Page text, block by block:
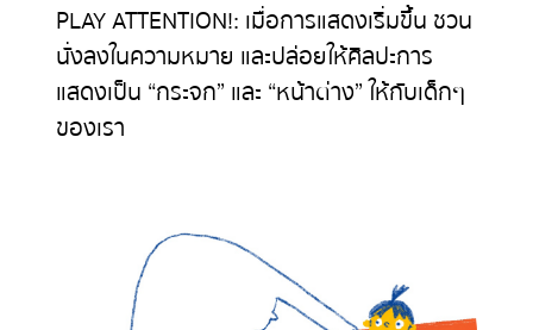
PLAY ATTENTION!: เมื่อการแสดงเริ่มขึ้น ชวน
นั่งลงในความหมาย และปล่อยให้ศิลปะการ
แสดงเป็น “กระจก” และ “หน้าต่าง” ให้กับเด็กๆ
ของเรา